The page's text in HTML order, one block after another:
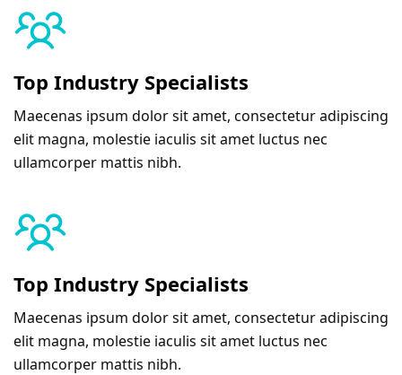
Top Industry Specialists
Maecenas ipsum dolor sit amet, consectetur adipiscing
elit magna, molestie iaculis sit amet luctus nec
ullamcorper mattis nibh.
Top Industry Specialists
Maecenas ipsum dolor sit amet, consectetur adipiscing
elit magna, molestie iaculis sit amet luctus nec
ullamcorper mattis nibh.